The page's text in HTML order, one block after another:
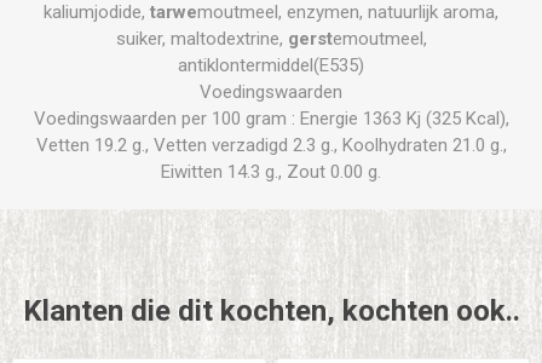
kaliumjodide, tarwemoutmeel, enzymen, natuurlijk aroma,
suiker, maltodextrine, gerstemoutmeel,
antiklontermiddel(E535)
Voedingswaarden
Voedingswaarden per 100 gram : Energie 1363 Kj (325 Kcal),
Vetten 19.2 g., Vetten verzadigd 2.3 g., Koolhydraten 21.0 g.,
Eiwitten 14.3 g., Zout 0.00 g.
Klanten die dit kochten, kochten ook..